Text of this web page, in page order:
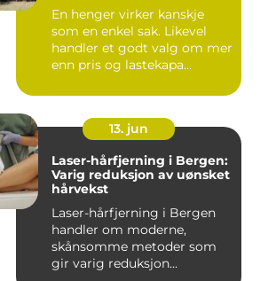
En henger virker kanskje
som en enkel sak. Likevel
handler et godt valg om mer
enn pris og lastekapa...
13. jun
Laser-hårfjerning i Bergen:
Varig reduksjon av uønsket
hårvekst
Laser-hårfjerning i Bergen
handler om moderne,
skånsomme metoder som
gir varig reduksjon...